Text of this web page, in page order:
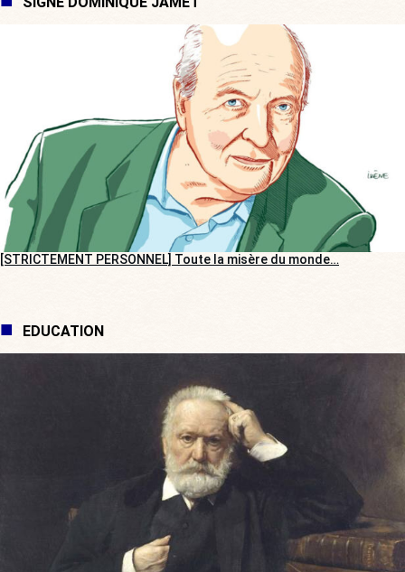
[STRICTEMENT PERSONNEL] Toute la misère du monde…
EDUCATION